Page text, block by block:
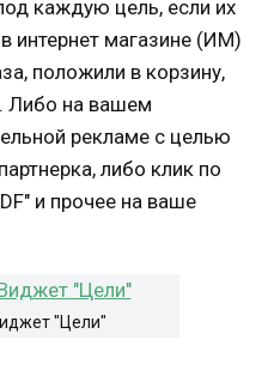
каждую цель, если их
интернет магазине (ИМ)
положили в корзину,
Либо на вашем
рекламе с целью
либо клик по
и прочее на ваше
"Цели"